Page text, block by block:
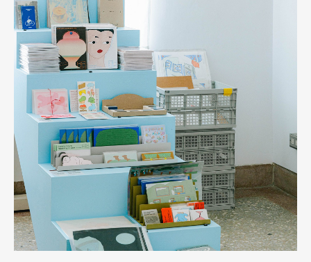
Official Columnist
Pen Meet
Pen international Pen tw